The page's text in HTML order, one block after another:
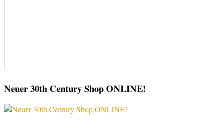
Neuer 30th Century Shop ONLINE!